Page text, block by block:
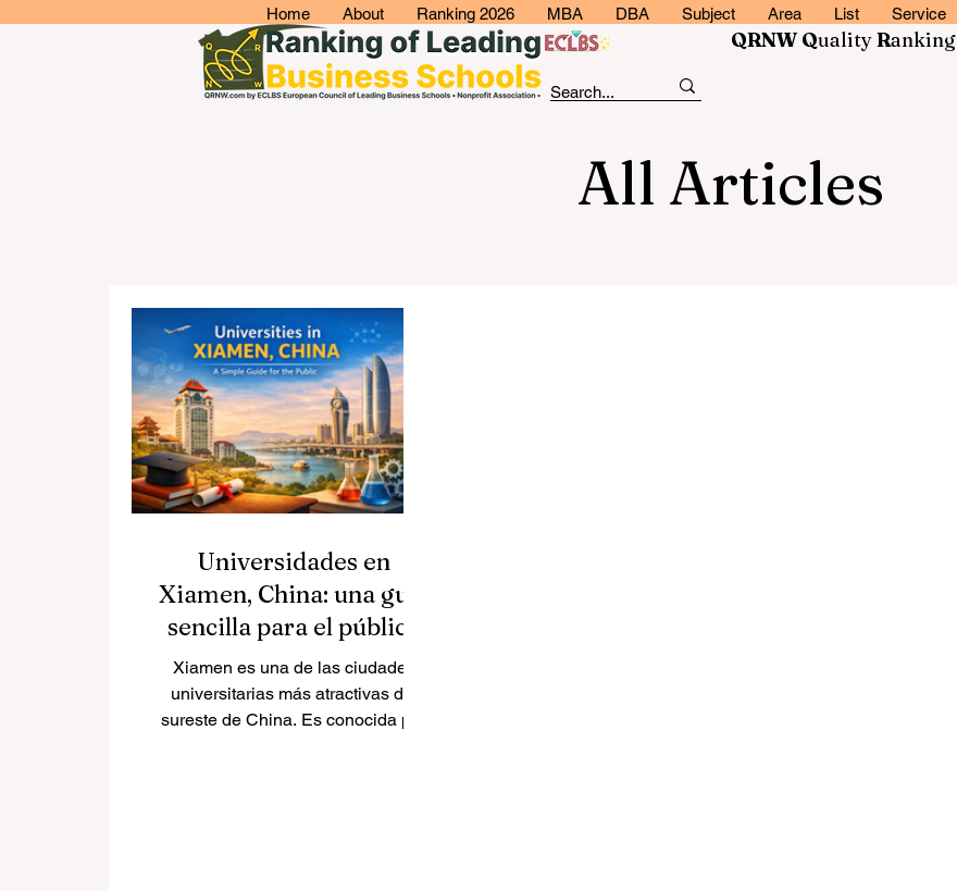
Home About Ranking 2026 MBA DBA Subject Area List Service
QRNW QualityRanking
All Articles
Universidades en
Xiamen, China: una guía
sencilla para el público
Xiamen es una de las ciudades
universitarias más atractivas del
sureste de China. Es conocida por